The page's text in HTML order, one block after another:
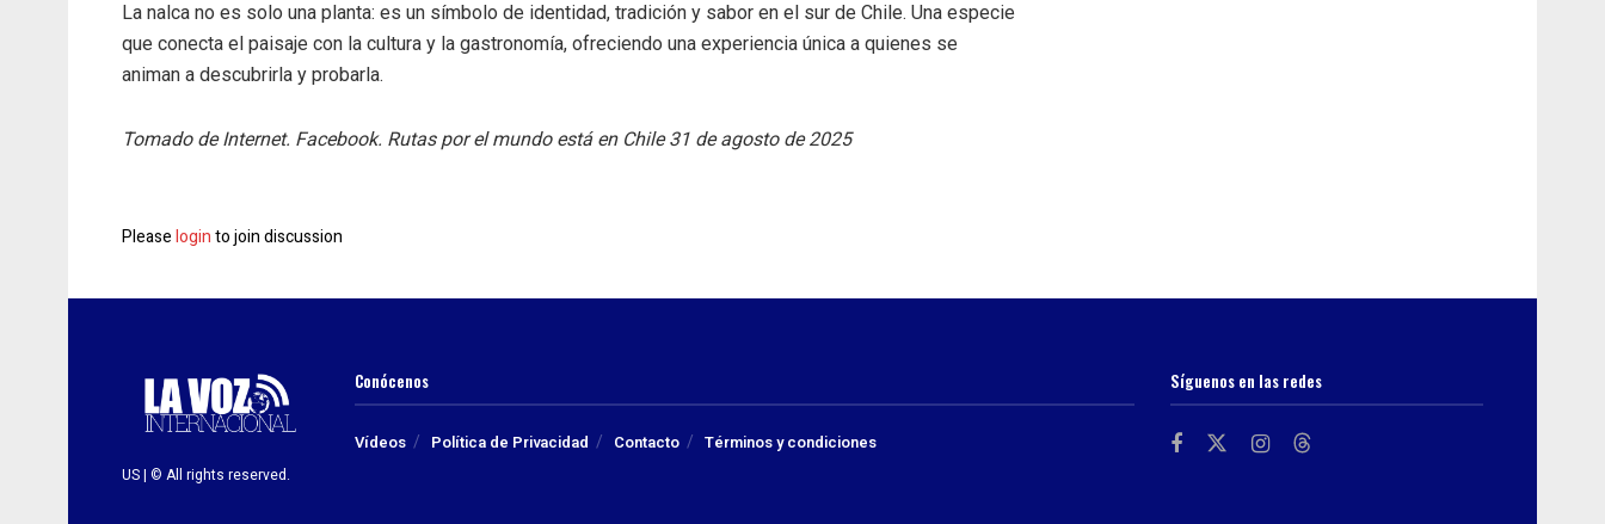
La nalca no es solo una planta: es un símbolo de identidad, tradición y sabor en el sur de Chile. Una especie
que conecta el paisaje con la cultura y la gastronomía, ofreciendo una experiencia única a quienes se
animan a descubrirla y probarla.
Tomado de Internet. Facebook. Rutas por el mundo está en Chile 31 de agosto de 2025
Pleaseloginto join discussion
US | © All rights reserved.
Conócenos
Vídeos Política de Privacidad Contacto Términos y condiciones
Síguenos en las redes